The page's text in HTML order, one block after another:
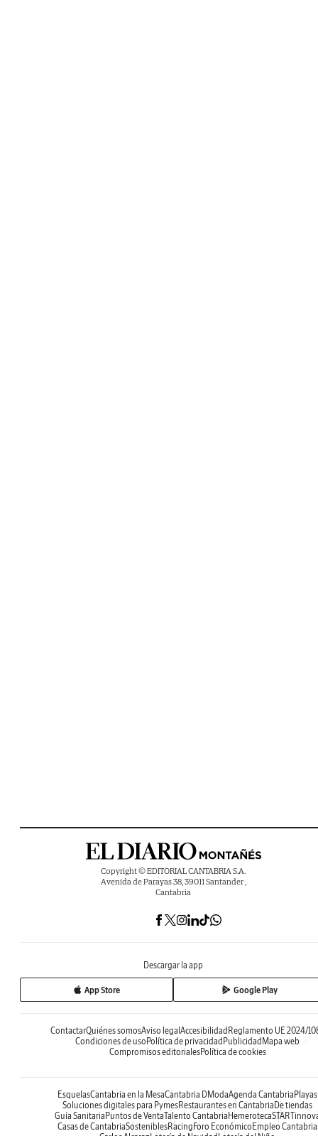
Copyright © EDITORIAL CANTABRIA S.A.
Avenida de Parayas 38, 39011 Santander ,
Cantabria
Descargar la app
App Store Google Play
ContactarQuiénes somosAviso legal Accesibilidad Reglamento UE 2024/
Condiciones de uso Política de privacidad Publicidad Mapa web
Compromisos editorialesPolítica de cookies
EsquelasCantabria en la MesaCantabria DModaAgenda Cantabria Playas
Soluciones digitales para PymesRestaurantes en Cantabria De tiendas
Guía Sanitaria Puntos de VentaTalento Cantabria Hemeroteca
Casas de CantabriaSosteniblesRacing Foro Económico Empleo Cantabria